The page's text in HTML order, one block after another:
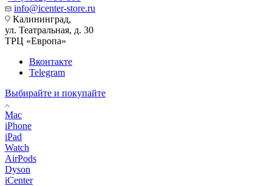
info@icenter-store.ru
Калининград,
ул. Театральная, д. 30
ТРЦ «Европа»
Вконтакте
Telegram
Выбирайте и покупайте
Mac
iPhone
iPad
Watch
AirPods
Dyson
iCenter